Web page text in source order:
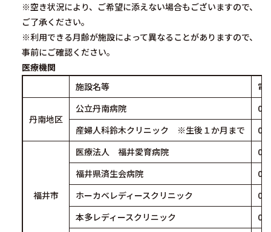
※空き状況により、ご希望に添えない場合もございますので、
ご了承ください。
※利用できる月齢が施設によって異なることがありますので、
事前にご確認ください。
医療機関
施設名等
電
丹南地区
公立丹南病院
産婦人科鈴木クリニック ※生後１か月まで
福井市
医療法人 福井愛育病院
福井県済生会病院
ホーカベレディースクリニック
本多レディースクリニック